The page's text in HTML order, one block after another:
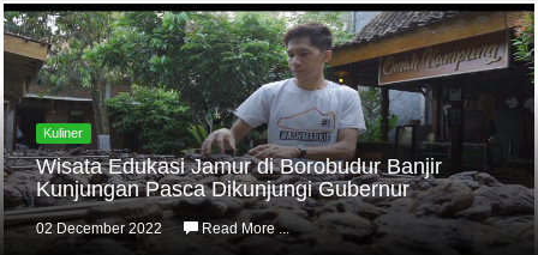
Kuliner
Wisata Edukasi Jamur di Borobudur Banjir
Kunjungan Pasca Dikunjungi Gubernur
02 December 2022 Read More ...